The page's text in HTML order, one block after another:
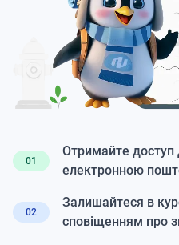
01
Отримайте доступ
електронною
02
Залишайтеся в
сповіщенням про